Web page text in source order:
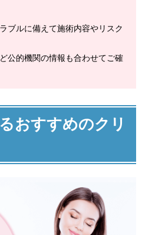
ブルに備えて施術内容やリスク
ど公的機関の情報も合わせてご確
おすすめのクリ